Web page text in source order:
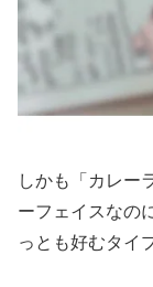
しかも「カレー
ーフェイスなの
っとも好むタイ